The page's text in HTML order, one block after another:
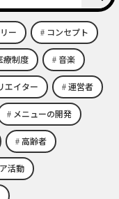
ー コンセプト
療制度 音楽
エイター 運営者
メニューの開発
高齢者
活動